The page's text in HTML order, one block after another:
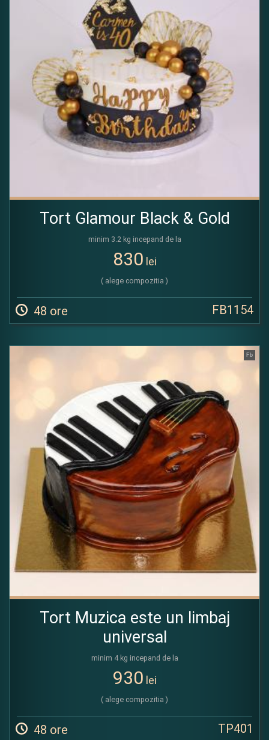
Tort Glamour Black & Gold
minim 3.2 kg incepand de la
830 lei
( alege compozitia )
48 ore FB1154
Fb
Tort Muzica este un limbaj
universal
minim 4 kg incepand de la
930 lei
( alege compozitia )
48 ore TP401